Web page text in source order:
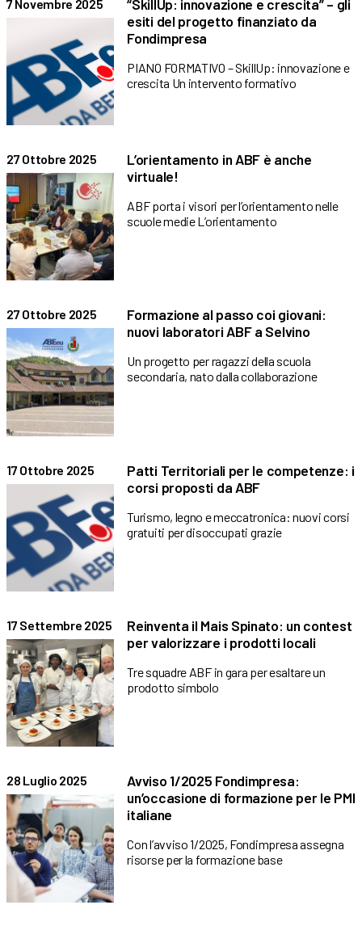
7 Novembre 2025
“SkillUp: innovazione e crescita” – gli
esiti del progetto finanziato da
Fondimpresa
PIANO FORMATIVO – SkillUp: innovazione e
crescita Un intervento formativo
27 Ottobre 2025
L’orientamento in ABF è anche
virtuale!
ABF porta i visori per l’orientamento nelle
scuole medie L’orientamento
27 Ottobre 2025
Formazione al passo coi giovani:
nuovi laboratori ABF a Selvino
Un progetto per ragazzi della scuola
secondaria, nato dalla collaborazione
17 Ottobre 2025
Patti Territoriali per le competenze: i
corsi proposti da ABF
Turismo, legno e meccatronica: nuovi corsi
gratuiti per disoccupati grazie
17 Settembre 2025
Reinventa il Mais Spinato: un contest
per valorizzare i prodotti locali
Tre squadre ABF in gara per esaltare un
prodotto simbolo
28 Luglio 2025
Avviso 1/2025 Fondimpresa:
un’occasione di formazione per le PMI
italiane
Con l’avviso 1/2025, Fondimpresa assegna
risorse per la formazione base